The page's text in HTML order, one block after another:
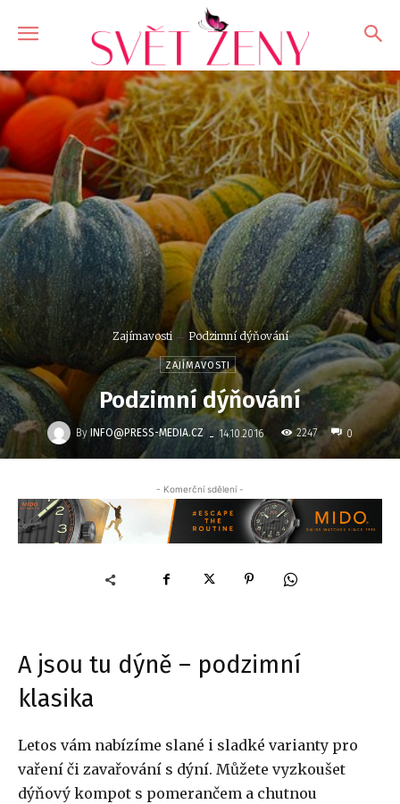
Zajímavosti Podzimní dýňování
ZAJÍMAVOSTI
Podzimní dýňování
By INFO@PRESS-MEDIA.CZ - 14.10.2016 2247 0
- Komerční sdělení -
A jsou tu dýně – podzimní
klasika
Letos vám nabízíme slané i sladké varianty pro
vaření či zavařování s dýní. Můžete vyzkoušet
dýňový kompot s pomerančem a chutnou